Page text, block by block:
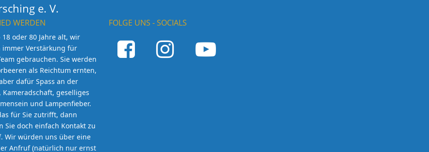
e. V.
WERDEN
18 oder 80 Jahre alt, wir
immer Verstärkung für
gebrauchen. Sie werden
als Reichtum ernten,
dafür Spass an der
Kameradschaft, geselliges
und Lampenfieber.
für Sie zutrifft, dann
Sie doch einfach Kontakt zu
Wir würden uns über eine
Anfruf (natürlich nur ernst
FOLGE UNS - SOCIALS